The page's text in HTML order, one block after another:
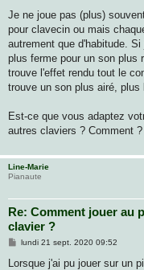
s
a
g
Je ne joue pas (plus)
pour clavecin ou mais
autrement que d'habitude.
plus ferme pour un son plus
trouve l'effet rendu tout le
trouve un son plus airé,
Est-ce que vous adaptez
autres claviers ? Comment ?
Line-Marie
Pianaute
Re: Comment jouer au
clavier ?
M
s
lundi 21 sept. 2020 09:52
Lorsque j'ai pu jouer sur un